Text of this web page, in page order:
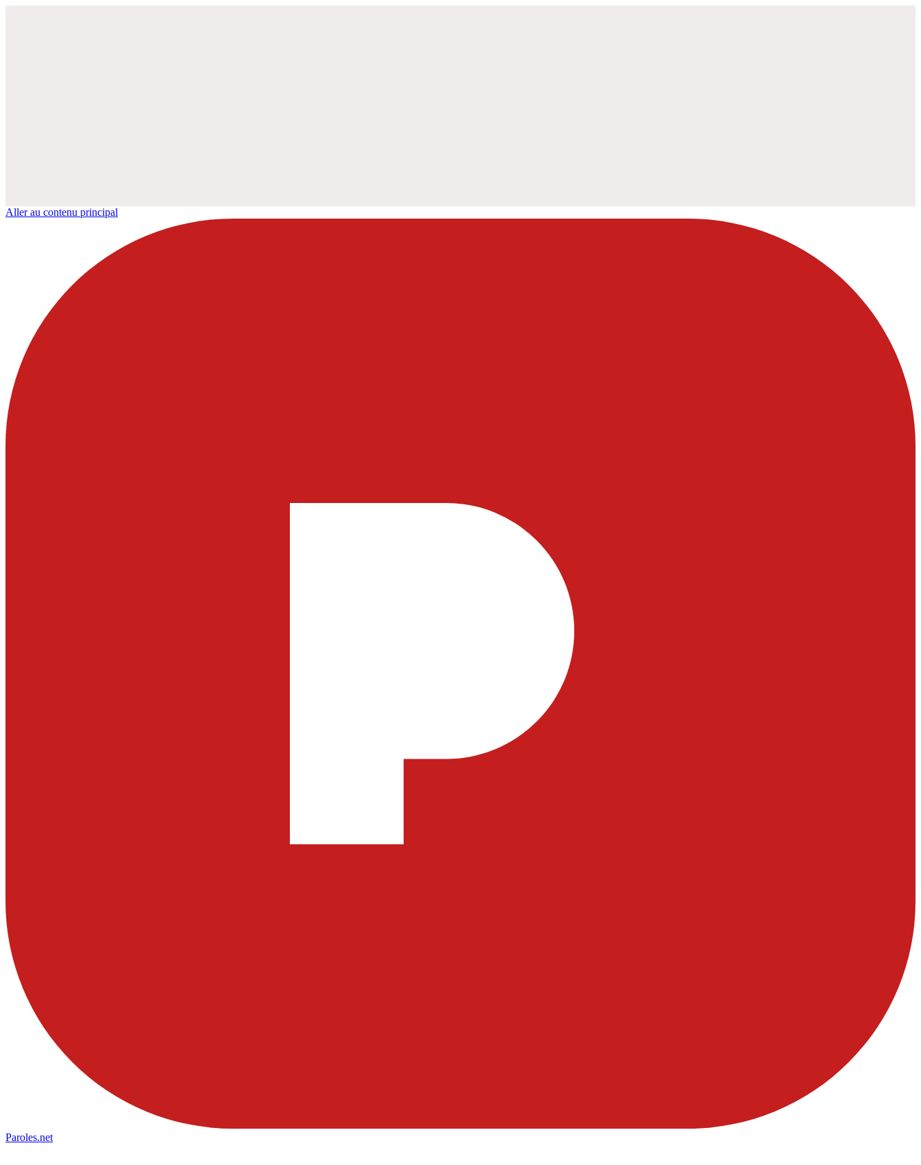
Aller au contenu principal
Paroles.net